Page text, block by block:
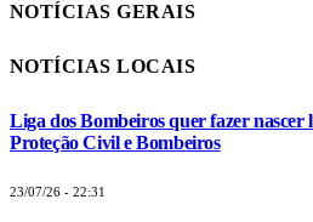
NOTÍCIAS GERAIS
NOTÍCIAS LOCAIS
Liga dos Bombeiros quer fazer nascer
Proteção Civil e Bombeiros
23/07/26 - 22:31